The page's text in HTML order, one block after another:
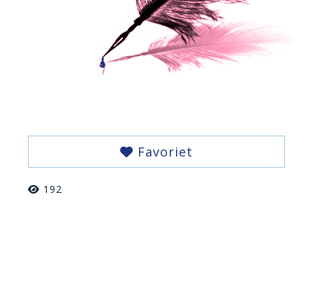
Favoriet
192